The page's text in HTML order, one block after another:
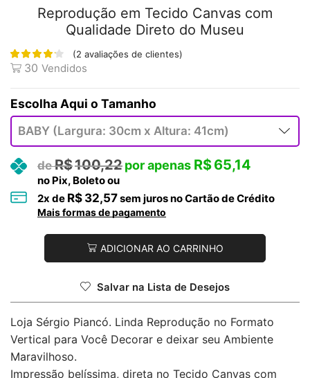
Reprodução em Tecido Canvas com
Qualidade Direto do Museu
(2 avaliações de clientes)
30 Vendidos
Tamanho
R$100,22 R$65,14
no Pix, Boleto ou
2x de R$ 32,57sem juros no Cartão de Crédito
Mais formas de pagamento
ADICIONAR AO CARRINHO
Salvar na Lista de Desejos
Loja Sérgio Piancó. Linda Reprodução no Formato
Vertical para Você Decorar e deixar seu Ambiente
Maravilhoso.
Impressão belíssima, direta no Tecido Canvas com